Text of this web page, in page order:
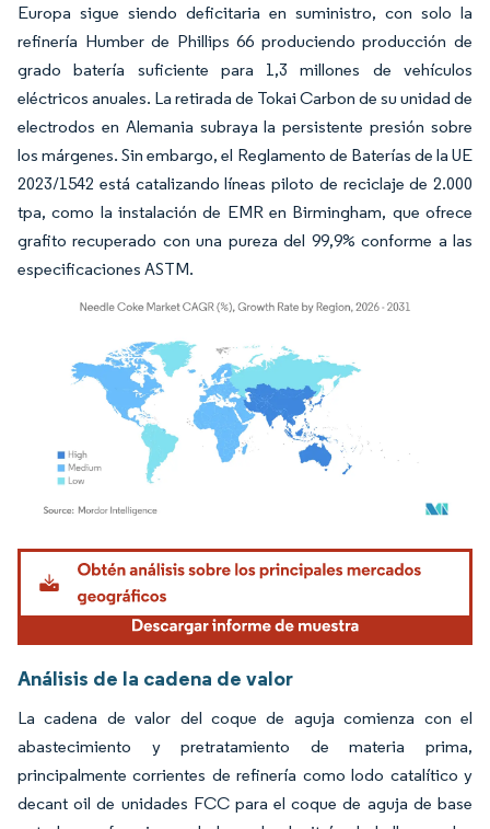
Europa sigue siendo deficitaria en suministro, con solo la
refinería Humber de Phillips 66 produciendo producción de
grado batería suficiente para 1,3 millones de vehículos
eléctricos anuales. La retirada de Tokai Carbon de su unidad de
electrodos en Alemania subraya la persistente presión sobre
los márgenes. Sin embargo, el Reglamento de Baterías de la UE
2023/1542 está catalizando líneas piloto de reciclaje de 2.000
tpa, como la instalación de EMR en Birmingham, que ofrece
grafito recuperado con una pureza del 99,9% conforme a las
especificaciones ASTM.
Imagen © Mordor Intelligence. El uso requiere atribución según CC BY 4.0.
Análisis de la cadena de valor
La cadena de valor del coque de aguja comienza con el
abastecimiento y pretratamiento de materia prima,
principalmente corrientes de refinería como lodo catalítico y
decant oil de unidades FCC para el coque de aguja de base